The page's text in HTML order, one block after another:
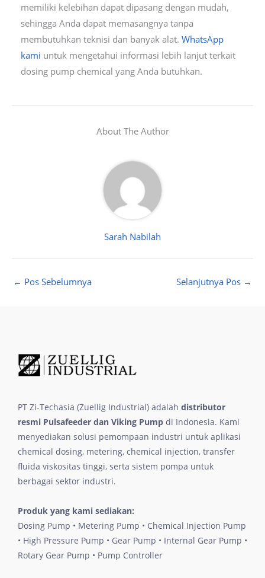
memiliki kelebihan dapat dipasang dengan mudah,
sehingga Anda dapat memasangnya tanpa
membutuhkan teknisi dan banyak alat. WhatsApp
kami untuk mengetahui informasi lebih lanjut terkait
dosing pump chemical yang Anda butuhkan.
About The Author
Sarah Nabilah
← Pos Sebelumnya Selanjutnya Pos →
PT Zi-Techasia (Zuellig Industrial) adalah distributor
resmi Pulsafeeder dan Viking Pump di Indonesia. Kami
menyediakan solusi pemompaan industri untuk aplikasi
chemical dosing, metering, chemical injection, transfer
fluida viskositas tinggi, serta sistem pompa untuk
berbagai sektor industri.
Produk yang kami sediakan:
Dosing Pump • Metering Pump • Chemical Injection Pump
• High Pressure Pump • Gear Pump • Internal Gear Pump •
Rotary Gear Pump • Pump Controller